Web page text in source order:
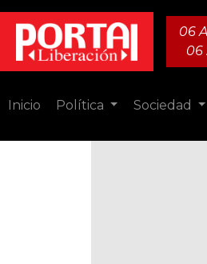
06
06
Inicio Política Sociedad